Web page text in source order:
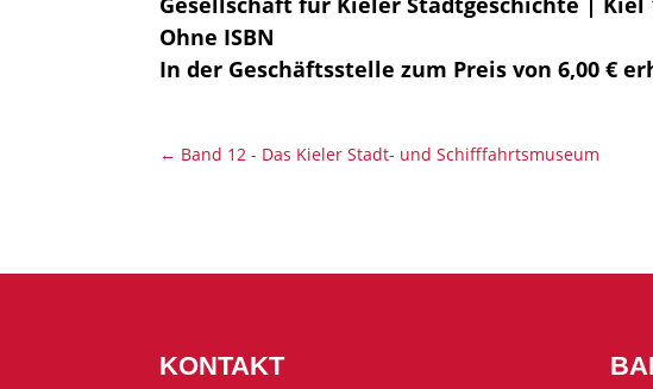
Ohne ISBN
In der Geschäftsstelle zum Preis von 6,00 €
← Band 12 - Das Kieler Stadt- und Schifffahrtsmuseum
KONTAKT